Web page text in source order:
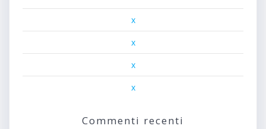
x
x
x
x
Commenti recenti